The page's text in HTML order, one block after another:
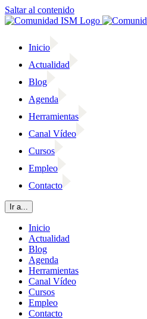
Saltar al contenido
Inicio
Actualidad
Blog
Agenda
Herramientas
Canal Vídeo
Cursos
Empleo
Contacto
Ir a...
Inicio
Actualidad
Blog
Agenda
Herramientas
Canal Vídeo
Cursos
Empleo
Contacto